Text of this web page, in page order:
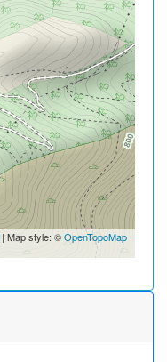
| Map style: ©OpenTopoMap